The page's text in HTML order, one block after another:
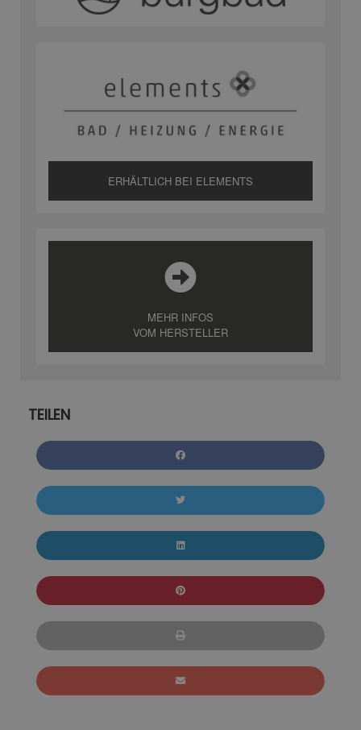
ERHÄLTLICH BEI ELEMENTS
MEHR INFOS
VOM HERSTELLER
TEILEN